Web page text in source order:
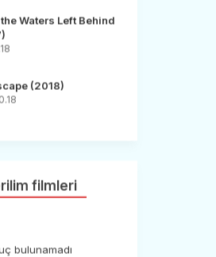
Waters Left Behind
(2018)
filmleri
bulunamadı